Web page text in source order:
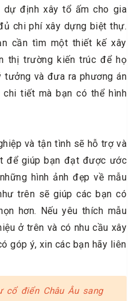
dự định xây tổ ấm cho gia
chi phí xây dựng biệt thự.
cần tìm một thiết kế xây
thị trường kiến trúc để họ
và đưa ra phương án
tiết mà bạn có thể hình
và tận tình sẽ hỗ trợ và
để giúp bạn đạt được ước
hình ảnh đẹp về mẫu
trên sẽ giúp các bạn có
hơn. Nếu yêu thích mẫu
ở trên và có nhu cầu xây
góp ý, xin các bạn hãy liên
cổ điển Châu Âu sang